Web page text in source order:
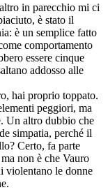
in parecchio mi ci
è stato il
è un semplice fatto
comportamento
essere cinque
addosso alle
hai proprio toppato.
peggiori, ma
Un altro dubbio che
simpatia, perché il
Certo, fa parte
non è che Vauro
violentano le donne